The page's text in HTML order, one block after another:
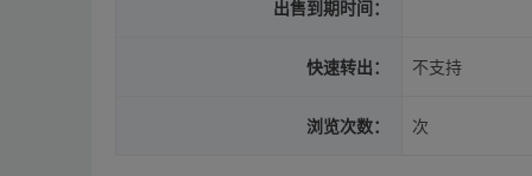
出售到期时间：
快速转出： 不支持
浏览次数： 次